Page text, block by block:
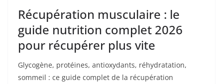
Récupération musculaire : le
guide nutrition complet 2026
pour récupérer plus vite
Glycogène, protéines, antioxydants, réhydratation,
sommeil : ce guide complet de la récupération